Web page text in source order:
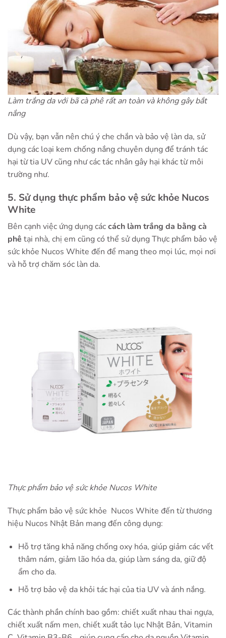
Làm trắng da với bã cà phê rất an toàn và không gây bắt
nắng
Dù vậy, bạn vẫn nên chú ý che chắn và bảo vệ làn da, sử
dụng các loại kem chống nắng chuyên dụng để tránh tác
hại từ tia UV cũng như các tác nhân gây hại khác từ môi
trường như.
5. Sử dụng thực phẩm bảo vệ sức khỏe Nucos
White
Bên cạnh việc ứng dụng cáccách làm trắng da bằng cà
phê tại nhà, chị em cũng có thể sử dụng Thực phẩm bảo vệ
sức khỏe Nucos White đến để mang theo mọi lúc, mọi nơi
và hỗ trợ chăm sóc làn da.
Thực phẩm bảo vệ sức khỏe Nucos White
Thực phẩm bảo vệ sức khỏe Nucos White đến từ thương
hiệu Nucos Nhật Bản mang đến công dụng:
Hỗ trợ tăng khả năng chống oxy hóa, giúp giảm các vết
thâm nám, giảm lão hóa da, giúp làm sáng da, giữ độ
ẩm cho da.
Hỗ trợ bảo vệ da khỏi tác hại của tia UV và ánh nắng.
Các thành phần chính bao gồm: chiết xuất nhau thai ngựa,
chiết xuất nấm men, chiết xuất tảo lục Nhật Bản, Vitamin